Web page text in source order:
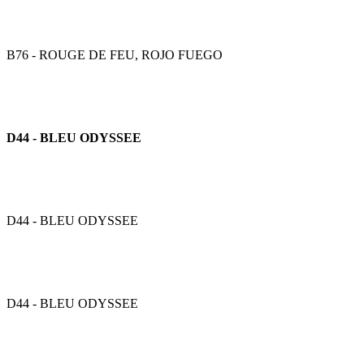
B76 - ROUGE DE FEU, ROJO FUEGO
D44 - BLEU ODYSSEE
D44 - BLEU ODYSSEE
D44 - BLEU ODYSSEE